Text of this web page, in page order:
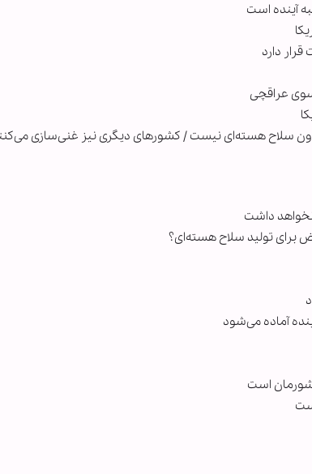
آینده است
دارد
عراقچی
سلاح هسته‌ای نیست / کشورهای دیگری نیز غنی‌سازی
نخواهد داشت
برای تولید سلاح هسته‌ای؟